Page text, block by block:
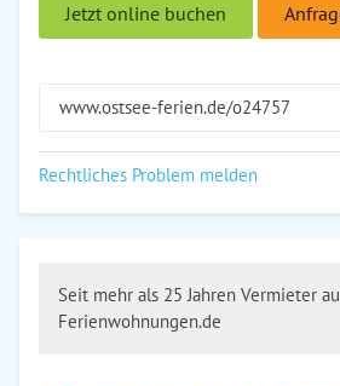
Jetzt online buchen
www.ostsee-ferien.de/o24757
Rechtliches Problem melden
Seit mehr als 25 Jahren Vermieter
Ferienwohnungen.de